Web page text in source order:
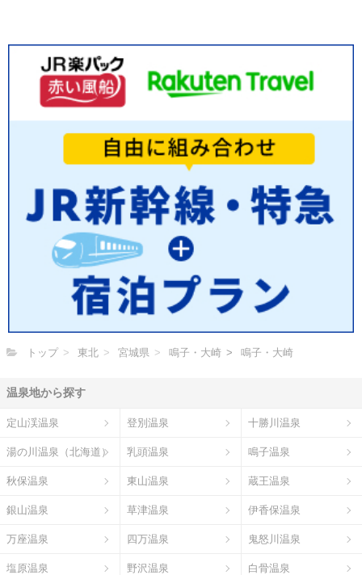
トップ 東北 宮城県 鳴子・大崎 鳴子・大崎
温泉地から探す
定山渓温泉 登別温泉 十勝川温泉
湯の川温泉（北海道） 乳頭温泉 鳴子温泉
秋保温泉 東山温泉 蔵王温泉
銀山温泉 草津温泉 伊香保温泉
万座温泉 四万温泉 鬼怒川温泉
塩原温泉 野沢温泉 白骨温泉